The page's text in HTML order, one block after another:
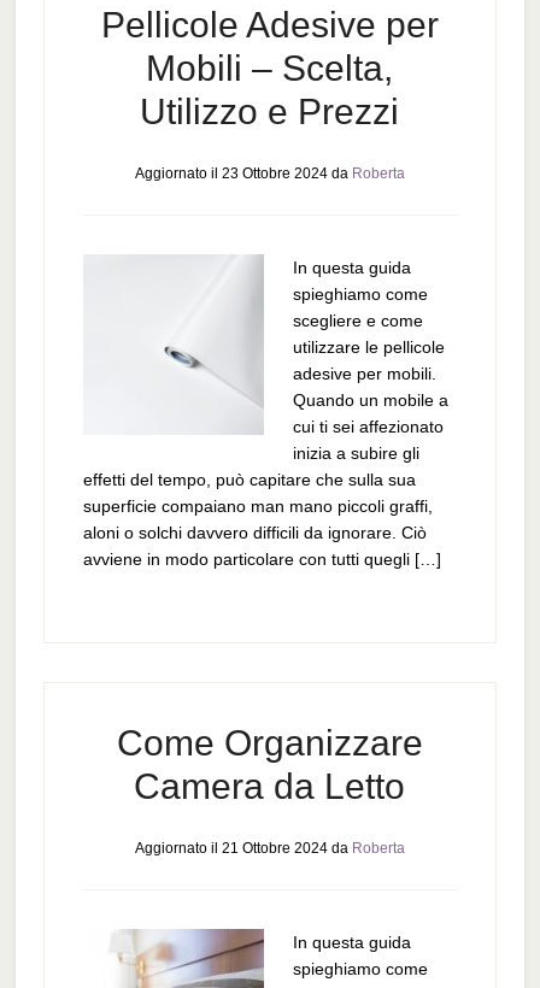
Pellicole Adesive per
Mobili – Scelta,
Utilizzo e Prezzi
Aggiornato il 23 Ottobre 2024da Roberta
In questa guida
spieghiamo come
scegliere e come
utilizzare le pellicole
adesive per mobili.
Quando un mobile a
cui ti sei affezionato
inizia a subire gli
effetti del tempo, può capitare che sulla sua
superficie compaiano man mano piccoli graffi,
aloni o solchi davvero difficili da ignorare. Ciò
avviene in modo particolare con tutti quegli […]
Come Organizzare
Camera da Letto
Aggiornato il 21 Ottobre 2024da Roberta
In questa guida
spieghiamo come